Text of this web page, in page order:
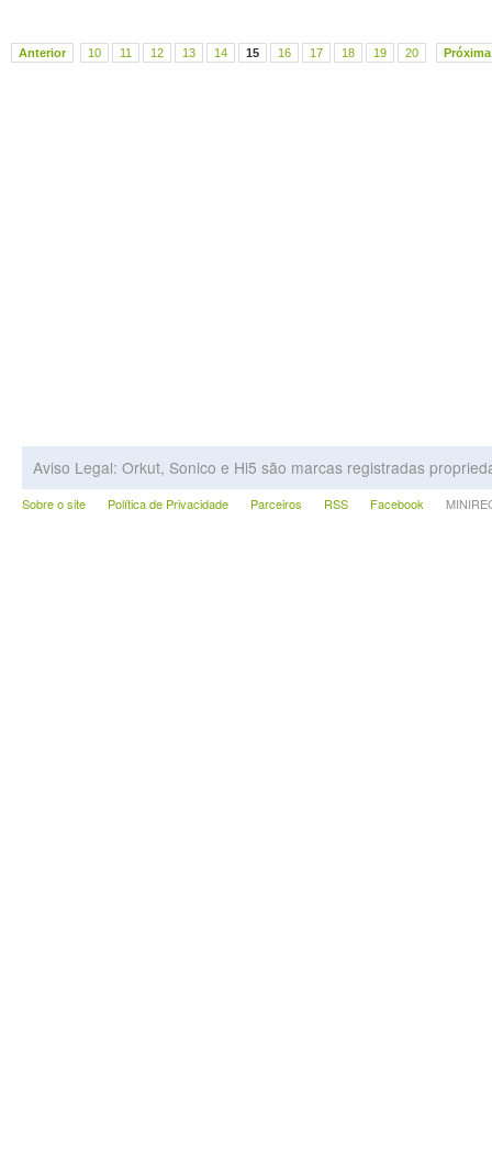
Anterior 10 11 12 13 14 15 16 17 18 19 20 Próxima
Aviso Legal: Orkut, Sonico e Hi5 são marcas registradas
Sobre o site Política de Privacidade Parceiros RSS Facebook